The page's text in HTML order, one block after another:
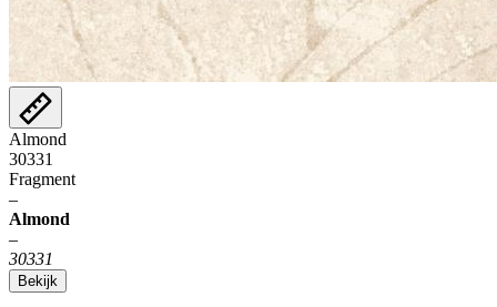
Almond
30331
Fragment
–
Almond
–
30331
Bekijk